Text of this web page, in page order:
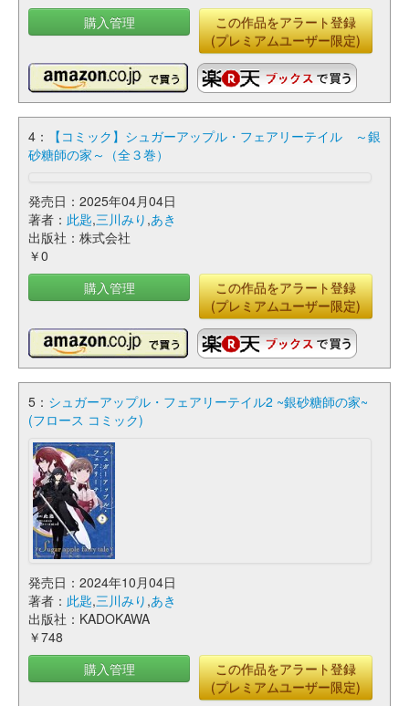
購入管理
この作品をアラート登録
(プレミアムユーザー限定)
4：
【コミック】シュガーアップル・フェアリーテイル ～銀
砂糖師の家～（全３巻）
発売日：2025年04月04日
著者： 此匙,三川みり ,あき
出版社：株式会社
￥0
購入管理
この作品をアラート登録
(プレミアムユーザー限定)
5： シュガーアップル・フェアリーテイル2 ~銀砂糖師の家~
(フロース コミック)
発売日：2024年10月04日
著者： 此匙,三川みり ,あき
出版社：KADOKAWA
￥748
購入管理
この作品をアラート登録
(プレミアムユーザー限定)